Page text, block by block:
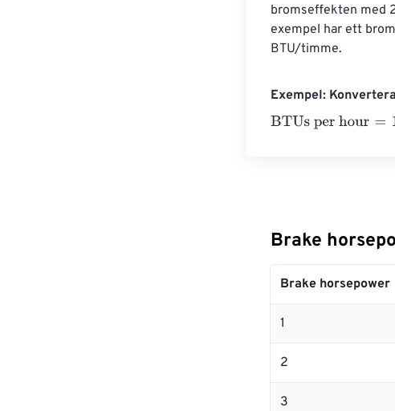
bromseffekten med
exempel har ett
BTU/timme.
Exempel:
BTUs per hour=10
Brake
Brake horsepower
1
2
3